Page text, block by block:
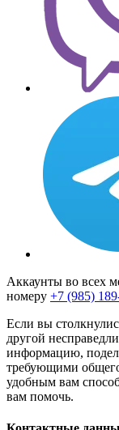
Аккаунты во всех
номеру +7 (985)
Если вы
другой
информацию,
требующими
удобным вам
вам помочь.